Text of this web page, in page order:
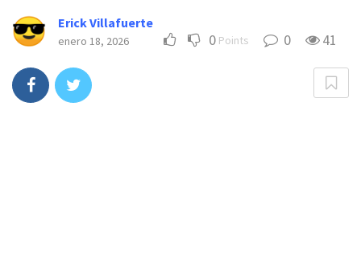
Erick Villafuerte
enero 18, 2026 0 Points 0 41